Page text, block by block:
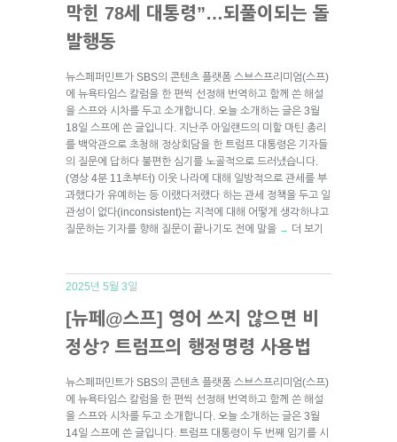
막힌 78세 대통령”…되풀이되는 돌
발행동
뉴스페퍼민트가 SBS의 콘텐츠 플랫폼 스브스프리미엄(스프)
에 뉴욕타임스 칼럼을 한 편씩 선정해 번역하고 함께 쓴 해설
을 스프와 시차를 두고 소개합니다. 오늘 소개하는 글은 3월
18일 스프에 쓴 글입니다. 지난주 아일랜드의 미할 마틴 총리
를 백악관으로 초청해 정상회담을 한 트럼프 대통령은 기자들
의 질문에 답하다 불편한 심기를 노골적으로 드러냈습니다.
(영상 4분 11초부터) 이웃 나라에 대해 일방적으로 관세를 부
과했다가 유예하는 등 이랬다저랬다 하는 관세 정책을 두고 일
관성이 없다(inconsistent)는 지적에 대해 어떻게 생각하냐고
질문하는 기자를 향해 질문이 끝나기도 전에 말을 → 더 보기
2025년 5월 3일
[뉴페@스프] 영어 쓰지 않으면 비
정상? 트럼프의 행정명령 사용법
뉴스페퍼민트가 SBS의 콘텐츠 플랫폼 스브스프리미엄(스프)
에 뉴욕타임스 칼럼을 한 편씩 선정해 번역하고 함께 쓴 해설
을 스프와 시차를 두고 소개합니다. 오늘 소개하는 글은 3월
14일 스프에 쓴 글입니다. 트럼프 대통령이 두 번째 임기를 시